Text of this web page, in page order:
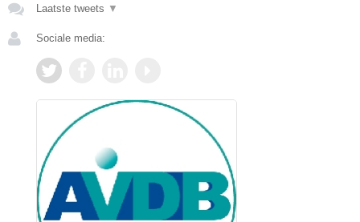
Laatste tweets ▼
Sociale media: